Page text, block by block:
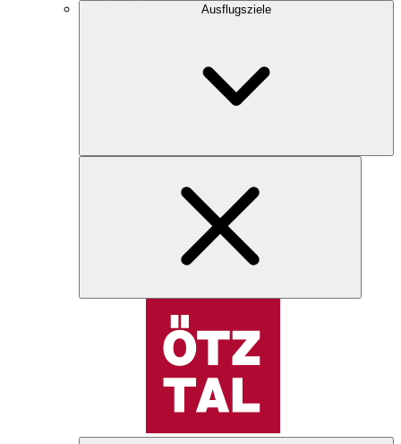
Ausflugsziele